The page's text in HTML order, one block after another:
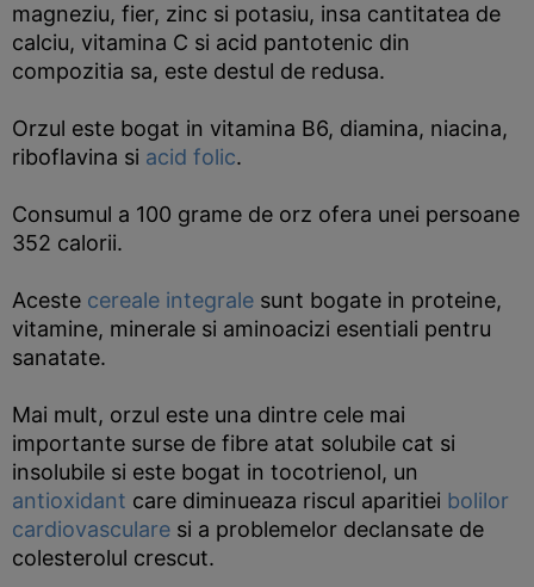
magneziu, fier, zinc si potasiu, insa cantitatea de
calciu, vitamina C si acid pantotenic din
compozitia sa, este destul de redusa.
Orzul este bogat in vitamina B6, diamina, niacina,
riboflavina si acid folic.
Consumul a 100 grame de orz ofera unei persoane
352 calorii.
Aceste cereale integrale sunt bogate in proteine,
vitamine, minerale si aminoacizi esentiali pentru
sanatate.
Mai mult, orzul este una dintre cele mai
importante surse de fibre atat solubile cat si
insolubile si este bogat in tocotrienol, un
antioxidant care diminueaza riscul aparitiei bolilor
cardiovasculare si a problemelor declansate de
colesterolul crescut.